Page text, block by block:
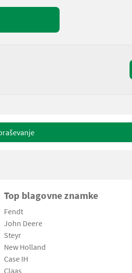
Top blagovne znamke
Fendt
John Deere
Steyr
New Holland
Case IH
Claas